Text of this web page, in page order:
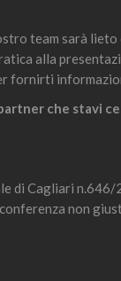
team sarà
alla
fornirti
che stavi
di Cagliari n.646/
non